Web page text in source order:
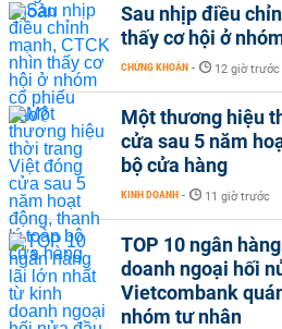
Sau nhịp điều
thấy cơ hội ở
CHỨNG KHOÁN - 12 giờ trước
Một thương hiệu
cửa sau 5 năm
bộ cửa hàng
KINH DOANH - 11 giờ trước
TOP 10 ngân
doanh ngoại hối
Vietcombank
nhóm tư nhân